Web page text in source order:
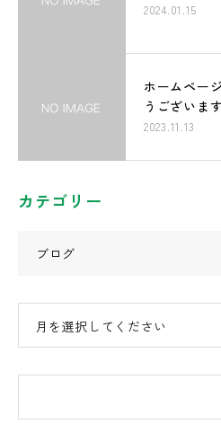
2024.01.15
ホームペー
うございます
2023.11.13
カテゴリー
ブログ
月を選択してください